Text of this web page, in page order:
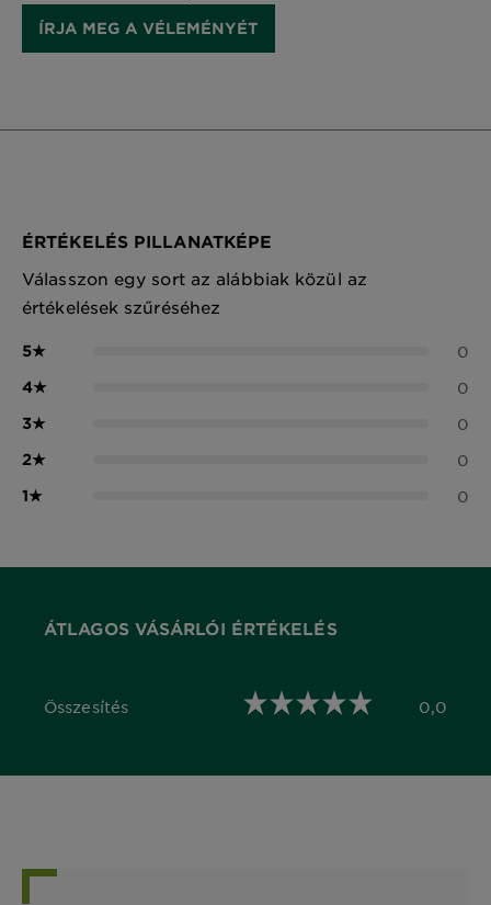
ÍRJA MEG A VÉLEMÉNYÉT
ÉRTÉKELÉS PILLANATKÉPE
Válasszon egy sort az alábbiak közül az
értékelések szűréséhez
5★ 0
4★ 0
3★ 0
2★ 0
1★ 0
ÁTLAGOS VÁSÁRLÓI ÉRTÉKELÉS
Összesítés
0,0 out of 5 stars 0,0